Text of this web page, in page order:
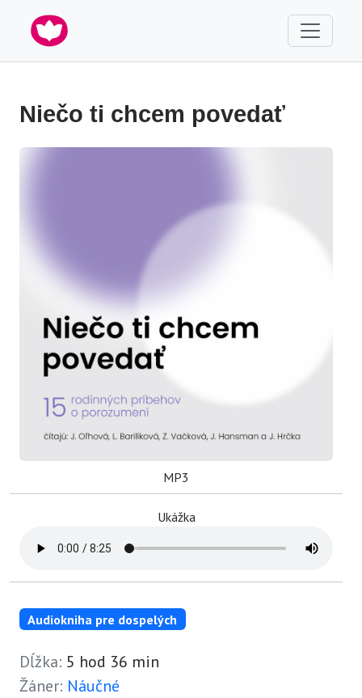
Niečo ti chcem povedať
MP3
Ukážka
Audiokniha pre dospelých
Dĺžka: 5 hod 36 min
Žáner: Náučné